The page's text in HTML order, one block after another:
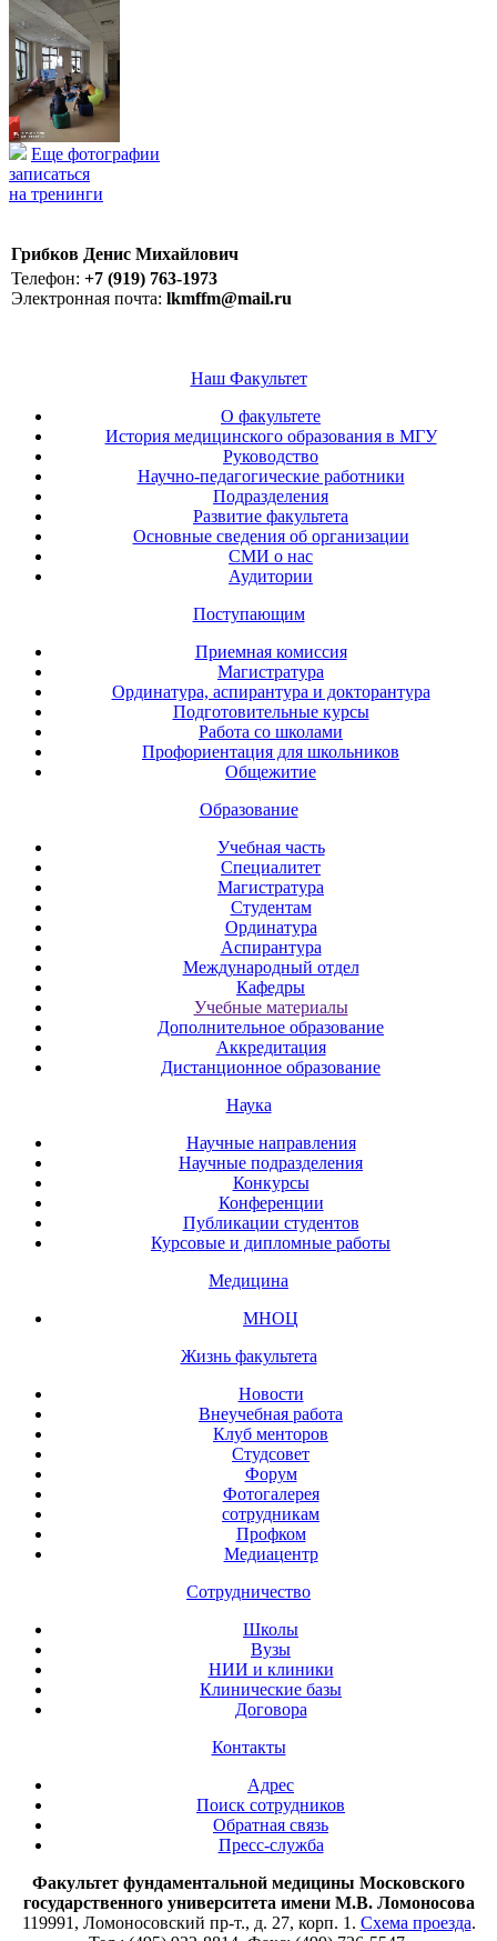
Еще фотографии
записаться
на тренинги
Грибков Денис Михайлович
Телефон: +7 (919) 763-1973
Электронная почта: lkmffm@mail.ru
Наш Факультет
О факультете
История медицинского образования в МГУ
Руководство
Научно-педагогические работники
Подразделения
Развитие факультета
Основные сведения об организации
СМИ о нас
Аудитории
Поступающим
Приемная комиссия
Магистратура
Ординатура, аспирантура и докторантура
Подготовительные курсы
Работа со школами
Профориентация для школьников
Общежитие
Образование
Учебная часть
Специалитет
Магистратура
Студентам
Ординатура
Аспирантура
Международный отдел
Кафедры
Учебные материалы
Дополнительное образование
Аккредитация
Дистанционное образование
Наука
Научные направления
Научные подразделения
Конкурсы
Конференции
Публикации студентов
Курсовые и дипломные работы
Медицина
МНОЦ
Жизнь факультета
Новости
Внеучебная работа
Клуб менторов
Студсовет
Форум
Фотогалерея
сотрудникам
Профком
Медиацентр
Сотрудничество
Школы
Вузы
НИИ и клиники
Клинические базы
Договора
Контакты
Адрес
Поиск сотрудников
Обратная связь
Пресс-служба
Факультет фундаментальной медицины Московского
государственного университета имени М.В. Ломоносова
119991, Ломоносовский пр-т., д. 27, корп. 1. Схема проезда.